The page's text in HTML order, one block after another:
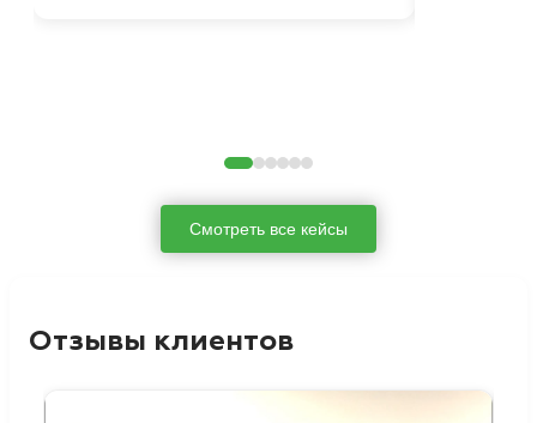
Смотреть все кейсы
Отзывы клиентов